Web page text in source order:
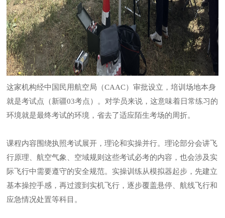
这家机构经中国民用航空局（CAAC）审批设立，培训场地本身
就是考试点（新疆03考点）。对学员来说，这意味着日常练习的
环境就是最终考试的环境，省去了适应陌生考场的周折。
课程内容围绕执照考试展开，理论和实操并行。理论部分会讲飞
行原理、航空气象、空域规则这些考试必考的内容，也会涉及实
际飞行中需要遵守的安全规范。实操训练从模拟器起步，先建立
基本操控手感，再过渡到实机飞行，逐步覆盖悬停、航线飞行和
应急情况处置等科目。